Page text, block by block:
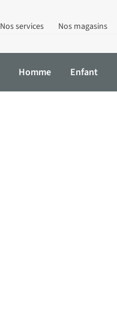
Nos services Nos magasins
Homme Enfant